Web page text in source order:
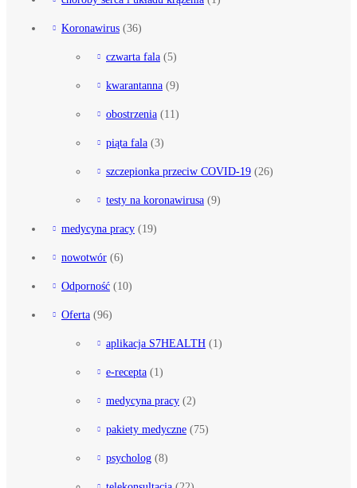
Koronawirus (36)
czwarta fala (5)
kwarantanna (9)
obostrzenia (11)
piąta fala (3)
szczepionka przeciw COVID-19 (26)
testy na koronawirusa (9)
medycyna pracy (19)
nowotwór (6)
Odporność (10)
Oferta (96)
aplikacja S7HEALTH (1)
e-recepta (1)
medycyna pracy (2)
pakiety medyczne (75)
psycholog (8)